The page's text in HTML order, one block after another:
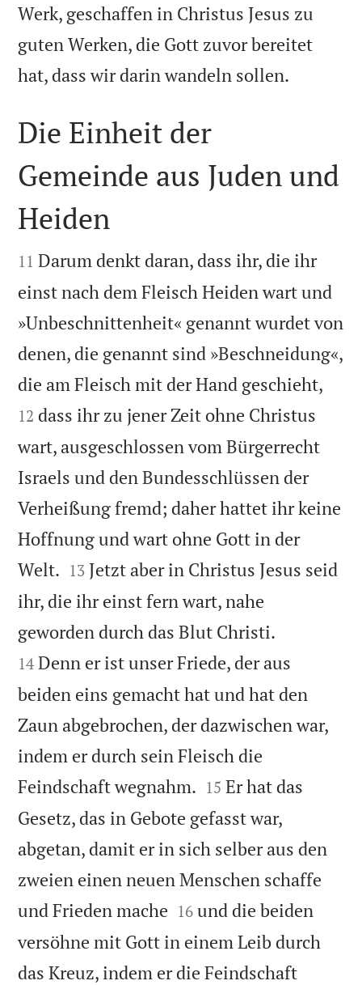
Werk, geschaffen in Christus Jesus zu
guten Werken, die Gott zuvor bereitet
hat, dass wir darin wandeln sollen.

Die Einheit der
Gemeinde aus Juden und
Heiden

11 Darum denkt daran, dass ihr, die ihr
einst nach dem Fleisch Heiden wart und
»Unbeschnittenheit« genannt wurdet von
denen, die genannt sind »Beschneidung«,
die am Fleisch mit der Hand geschieht,
12 dass ihr zu jener Zeit ohne Christus
wart, ausgeschlossen vom Bürgerrecht
Israels und den Bundesschlüssen der
Verheißung fremd; daher hattet ihr keine
Hoffnung und wart ohne Gott in der
Welt. 

13 Jetzt aber in Christus Jesus seid
ihr, die ihr einst fern wart, nahe
geworden durch das Blut Christi.
14 Denn er ist unser Friede, der aus
beiden eins gemacht hat und hat den
Zaun abgebrochen, der dazwischen war,
indem er durch sein Fleisch die
Feindschaft wegnahm. 

15 Er hat das
Gesetz, das in Gebote gefasst war,
abgetan, damit er in sich selber aus den
zweien einen neuen Menschen schaffe
und Frieden mache 

16 und die beiden
versöhne mit Gott in einem Leib durch
das Kreuz, indem er die Feindschaft